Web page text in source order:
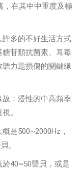
，在其中中重度及極
多的不好生活方式
苷類抗菌素、耳毒
力題損傷的關鍵緣
：漫性的中高頻率
。
是500~2000Hz，
。
40~50聲貝，或是